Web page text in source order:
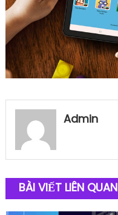
Admin
BÀI VIẾT LIÊN QUAN